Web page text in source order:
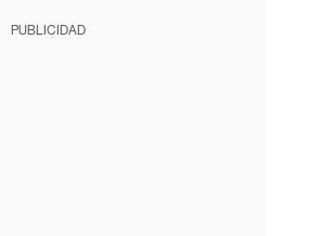
PUBLICIDAD